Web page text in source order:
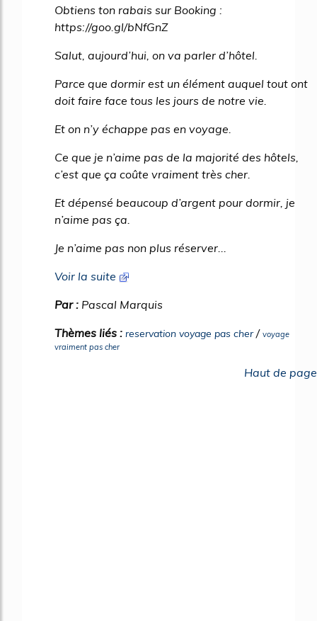
Obtiens ton rabais sur Booking :
https://goo.gl/bNfGnZ
Salut, aujourd’hui, on va parler d’hôtel.
Parce que dormir est un élément auquel tout ont
doit faire face tous les jours de notre vie.
Et on n’y échappe pas en voyage.
Ce que je n’aime pas de la majorité des hôtels,
c’est que ça coûte vraiment très cher.
Et dépensé beaucoup d’argent pour dormir, je
n’aime pas ça.
Je n’aime pas non plus réserver...
Voir la suite
Par : Pascal Marquis
Thèmes liés : reservation voyage pas cher/ voyage
vraiment pas cher
Haut de page